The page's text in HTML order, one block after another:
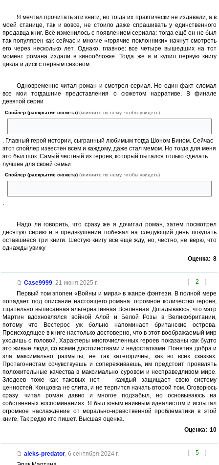
Я мечтал прочитать эти книги, но тогда их практически не издавали, а в
моей станице, так и вовсе, не стоило даже спрашивать у единственного
продавца книг. Всё изменилось с появлением сериала: тогда ещё он не был
так популярен как сейчас и многие «горячие поклонники» начнут смотреть
его через несколько лет. Однако, главное: все четыре вышедших на тот
момент романа издали в кинообложке. Тогда же я и купил первую книгу
цикла и диск с первым сезоном.
Одновременно читал роман и смотрел сериал. Но один факт сломал
все мои тогдашние представления о сюжетом нарративе. В финале
девятой серии
Спойлер (раскрытие сюжета) (кликните по нему, чтобы увидеть)
. Главный герой истории, сыгранный любимым тогда Шоном Бином. Сейчас
этот спойлер известен всем и каждому, даже стал мемом. Но тогда для меня
это был шок. Самый честный из героев, который пытался только сделать
лучшее для своей семьи
Спойлер (раскрытие сюжета) (кликните по нему, чтобы увидеть)
.
Надо ли говорить, что сразу же я дочитал роман, затем посмотрел
десятую серию и в предвкушении побежал на следующий день покупать
оставшиеся три книги. Шестую книгу всё ещё жду, но, честно, не верю, что
однажды увижу
Оценка: 8
[ 2 ]
Case9999, 21 июня 2025 г.
Первый том эпопеи «Войны и мира» в жанре фэнтези. В полной мере
попадает под описание настоящего романа: огромное количество героев,
тщательно выписанная альтернативная Вселенная. Догадываюсь, что мэтр
Мартин вдохновлялся войной Алой и Белой Розы в Великобритании,
потому что Вестерос уж больно напоминает британские острова.
Происходящее в книге настолько достоверно, что в этот воображаемый мир
уходишь с головой. Характеры многочисленных героев показаны как будто
это живые люди, со всеми достоинствами и недостатками. Понятия добра и
зла максимально размыты, не так категоричны, как во всех сказках.
Протагонистам сочувствуешь и сопереживаешь, им предстоит проявлять
положительные качества в максимально суровом и несправедливом мире.
Злодеев тоже как таковых нет — каждый защищает свою систему
ценностей. Концовка не слита, и не терпится начать второй том. Оговорюсь
сразу: читал роман давно и многое подзабыл, но основываюсь на
собственных воспоминаниях. Я был юным наивным идеалистом и испытал
огромное наслаждение от морально-нравственной проблематики в этой
книге. Так редко кто пишет. Высшая оценка.
Оценка: 10
[ 5 ]
aleks-predator, 6 сентября 2024 г.